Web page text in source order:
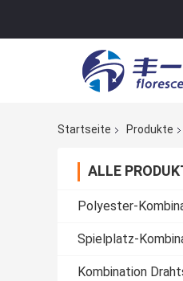
Startseite
Produkte
ALLE
Polyester-
Spielplatz-
Kombination